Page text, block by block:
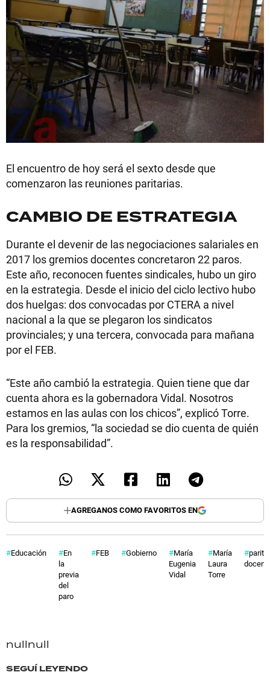
El encuentro de hoy será el sexto desde que
comenzaron las reuniones paritarias.
CAMBIO DE ESTRATEGIA
Durante el devenir de las negociaciones salariales en
2017 los gremios docentes concretaron 22 paros.
Este año, reconocen fuentes sindicales, hubo un giro
en la estrategia. Desde el inicio del ciclo lectivo hubo
dos huelgas: dos convocadas por CTERA a nivel
nacional a la que se plegaron los sindicatos
provinciales; y una tercera, convocada para mañana
por el FEB.
“Este año cambió la estrategia. Quien tiene que dar
cuenta ahora es la gobernadora Vidal. Nosotros
estamos en las aulas con los chicos”, explicó Torre.
Para los gremios, “la sociedad se dio cuenta de quién
es la responsabilidad”.
AGREGANOS COMO FAVORITOS EN
Educación
En
la
previa
del
paro
FEB Gobierno
María
Eugenia
Vidal
María
Laura
Torre
nullnull
SEGUÍ LEYENDO